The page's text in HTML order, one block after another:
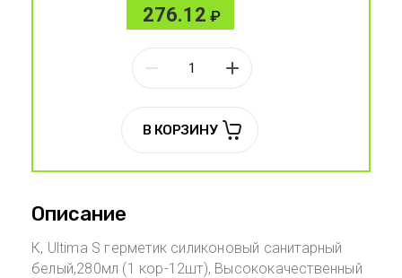
276.12
В КОРЗИНУ
Описание
К, Ultima S герметик силиконовый санитарный
белый,280мл (1 кор-12шт), Высококачественный